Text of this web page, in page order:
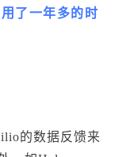
了一年多的时
的数据反馈来